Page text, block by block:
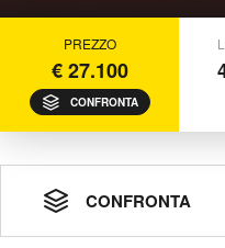
PREZZO
€ 27.100
CONFRONTA
CONFRONTA